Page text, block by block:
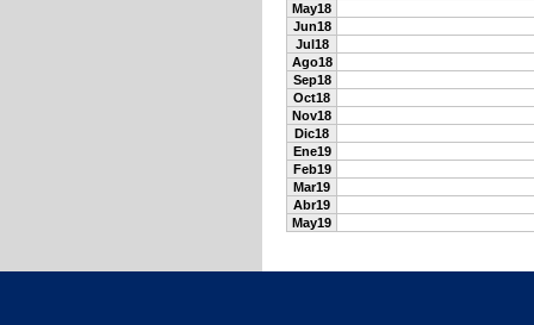
May18
Jun18
Jul18
Ago18
Sep18
Oct18
Nov18
Dic18
Ene19
Feb19
Mar19
Abr19
May19